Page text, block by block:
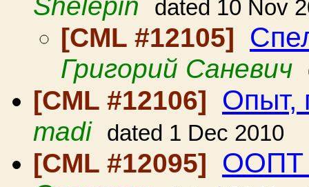
dated 10 Nov
[CML #12105]
Григорий Саневич
[CML #12106] Опыт,
madi dated 1 Dec 2010
[CML #12095] ООПТ